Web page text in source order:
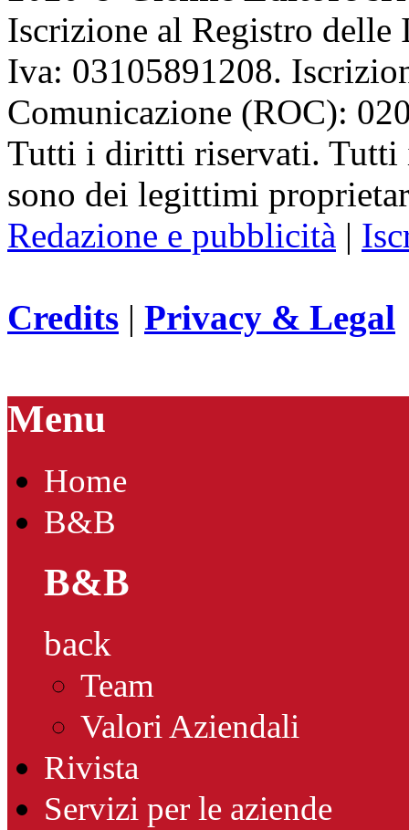
Iscrizione al Registro delle
Iva: 03105891208.
Comunicazione (ROC):
Tutti i diritti riservati. Tutti
sono dei legittimi
Redazione e pubblicità |
Credits | Privacy & Legal
Menu
Home
B&B
B&B
back
Team
Valori Aziendali
Rivista
Servizi per le aziende